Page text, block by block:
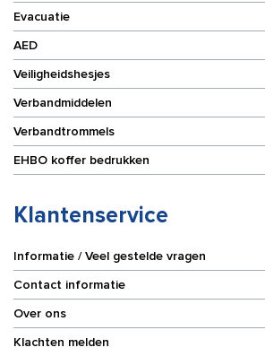
Evacuatie
AED
Veiligheidshesjes
Verbandmiddelen
Verbandtrommels
EHBO koffer bedrukken
Klantenservice
Informatie / Veel gestelde vragen
Contact informatie
Over ons
Klachten melden